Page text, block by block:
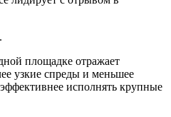
площадке отражает
узкие спреды и меньшее
исполнять крупные